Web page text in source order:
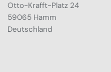
Otto-Krafft-Platz 24
59065 Hamm
Deutschland